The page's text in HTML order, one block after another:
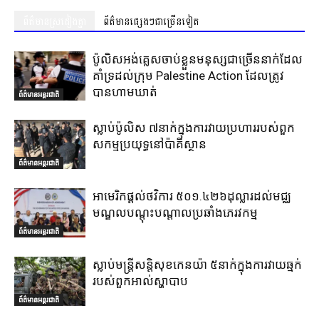
ព័ត៌មានផ្សេងៗជាច្រើនទៀត
ព័ត៌មានអន្តរជាតិ
ប៉ូលិសអង់គ្លេសចាប់ខ្លួនមនុស្សជាច្រើននាក់ដែល
គាំទ្រដល់ក្រុម Palestine Action ដែលត្រូវ
បានហាមឃាត់
ព័ត៌មានអន្តរជាតិ
ស្លាប់ប៉ូលិស ៧នាក់ក្នុងការវាយប្រហាររបស់ពួក
សកម្មប្រយុទ្ធនៅប៉ាគីស្ថាន
ព័ត៌មានអន្តរជាតិ
អាមេរិកផ្តល់ថវិការ ៥០១.៤២៦ដុល្លារដល់មជ្ឈ
មណ្ឌលបណ្តុះបណ្តាលប្រឆាំងភេរវកម្ម
ព័ត៌មានអន្តរជាតិ
ស្លាប់មន្ត្រីសន្តិសុខកេនយ៉ា ៥នាក់ក្នុងការវាយឆ្មក់
របស់ពួកអាល់ស្ហាបាប